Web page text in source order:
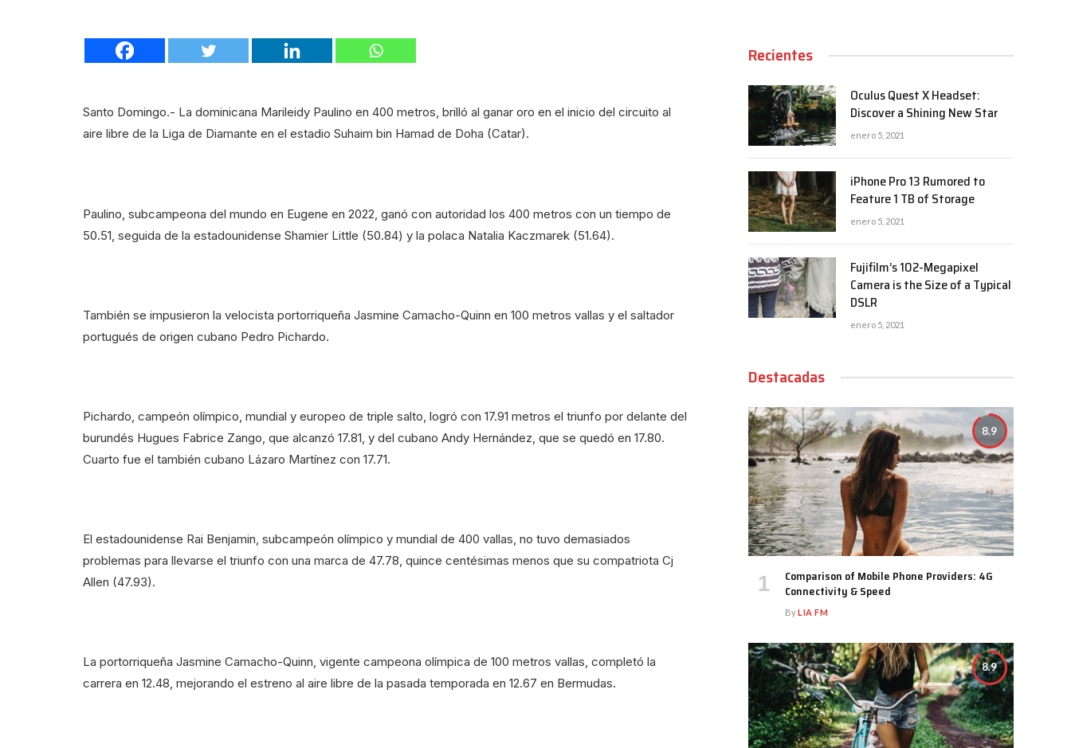
Santo Domingo.- La dominicana Marileidy Paulino en 400 metros, brilló al ganar oro en el inicio del circuito al
aire libre de la Liga de Diamante en el estadio Suhaim bin Hamad de Doha (Catar).
Paulino, subcampeona del mundo en Eugene en 2022, ganó con autoridad los 400 metros con un tiempo de
50.51, seguida de la estadounidense Shamier Little (50.84) y la polaca Natalia Kaczmarek (51.64).
También se impusieron la velocista portorriqueña Jasmine Camacho-Quinn en 100 metros vallas y el saltador
portugués de origen cubano Pedro Pichardo.
Pichardo, campeón olímpico, mundial y europeo de triple salto, logró con 17.91 metros el triunfo por delante del
burundés Hugues Fabrice Zango, que alcanzó 17.81, y del cubano Andy Hernández, que se quedó en 17.80.
Cuarto fue el también cubano Lázaro Martínez con 17.71.
El estadounidense Rai Benjamin, subcampeón olímpico y mundial de 400 vallas, no tuvo demasiados
problemas para llevarse el triunfo con una marca de 47.78, quince centésimas menos que su compatriota Cj
Allen (47.93).
La portorriqueña Jasmine Camacho-Quinn, vigente campeona olímpica de 100 metros vallas, completó la
carrera en 12.48, mejorando el estreno al aire libre de la pasada temporada en 12.67 en Bermudas.
Recientes
Oculus Quest X Headset:
Discover a Shining New Star
enero 5, 2021
iPhone Pro 13 Rumored to
Feature 1 TB of Storage
enero 5, 2021
Fujifilm’s 102-Megapixel
Camera is the Size of a Typical
DSLR
enero 5, 2021
Destacadas
8.9
Comparison of Mobile Phone Providers: 4G
Connectivity & Speed
ByLIA FM
8.9